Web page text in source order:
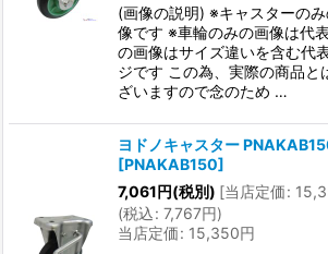
(画像の説明) ※キャスターの
像です ※車輪のみの画像は代
の画像はサイズ違いを含む代
ジです この為、実際の商品と
ざいますので念のため …
ヨドノキャスター
[PNAKAB150]
7,061円(税別) [当店定価:
(税込: 7,767円)
当店定価: 15,350円